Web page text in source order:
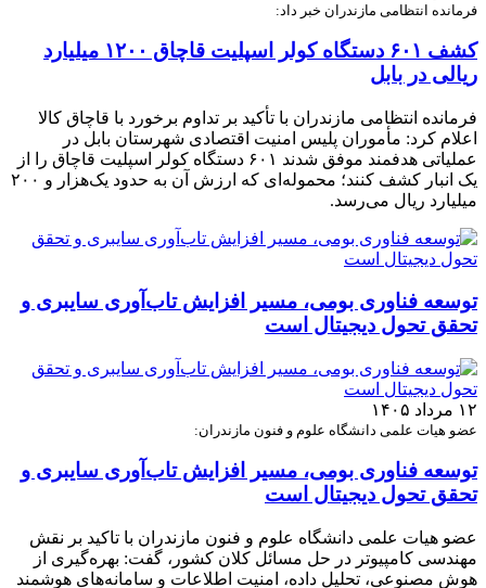
فرمانده انتظامی مازندران خبر داد:
کشف ۶۰۱ دستگاه کولر اسپلیت قاچاق ۱۲۰۰ میلیارد
ریالی در بابل
فرمانده انتظامی مازندران با تأکید بر تداوم برخورد با قاچاق کالا
اعلام کرد: مأموران پلیس امنیت اقتصادی شهرستان بابل در
عملیاتی هدفمند موفق شدند ۶۰۱ دستگاه کولر اسپلیت قاچاق را از
یک انبار کشف کنند؛ محموله‌ای که ارزش آن به حدود یک‌هزار و ۲۰۰
میلیارد ریال می‌رسد.
توسعه فناوری بومی، مسیر افزایش تاب‌آوری سایبری و
تحقق تحول دیجیتال است
۱۲ مرداد ۱۴۰۵
عضو هیات علمی دانشگاه علوم و فنون مازندران:
توسعه فناوری بومی، مسیر افزایش تاب‌آوری سایبری و
تحقق تحول دیجیتال است
عضو هیات علمی دانشگاه علوم و فنون مازندران با تاکید بر نقش
مهندسی کامپیوتر در حل مسائل کلان کشور، گفت: بهره‌گیری از
هوش مصنوعی، تحلیل داده، امنیت اطلاعات و سامانه‌های هوشمند